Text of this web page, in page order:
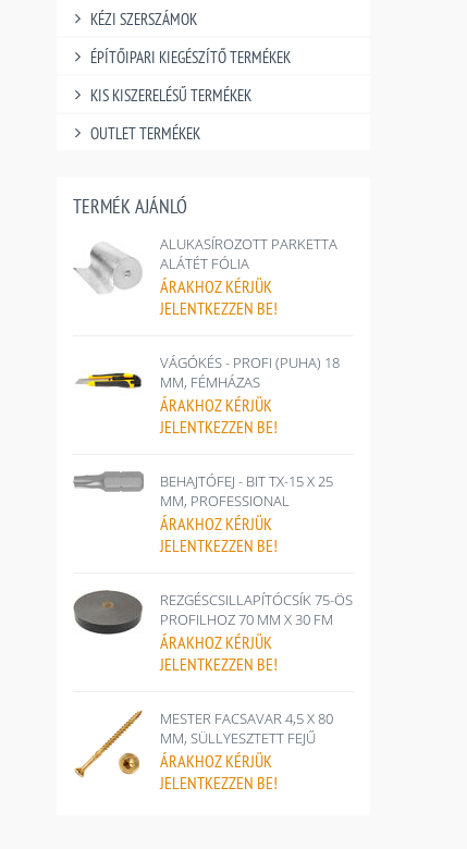
KÉZI SZERSZÁMOK
ÉPÍTŐIPARI KIEGÉSZÍTŐ TERMÉKEK
KIS KISZERELÉSŰ TERMÉKEK
OUTLET TERMÉKEK
TERMÉK AJÁNLÓ
ALUKASÍROZOTT PARKETTA
ALÁTÉT FÓLIA
ÁRAKHOZ KÉRJÜK
JELENTKEZZEN BE!
VÁGÓKÉS - PROFI (PUHA) 18
MM, FÉMHÁZAS
ÁRAKHOZ KÉRJÜK
JELENTKEZZEN BE!
BEHAJTÓFEJ - BIT TX-15 X 25
MM, PROFESSIONAL
ÁRAKHOZ KÉRJÜK
JELENTKEZZEN BE!
REZGÉSCSILLAPÍTÓCSÍK 75-ÖS
PROFILHOZ 70 MM X 30 FM
ÁRAKHOZ KÉRJÜK
JELENTKEZZEN BE!
MESTER FACSAVAR 4,5 X 80
MM, SÜLLYESZTETT FEJŰ
ÁRAKHOZ KÉRJÜK
JELENTKEZZEN BE!